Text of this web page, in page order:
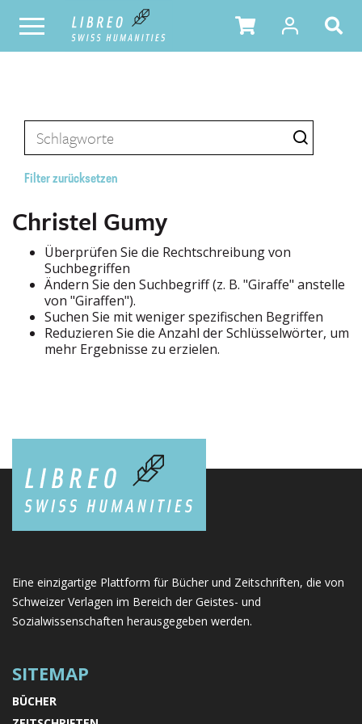
Filter zurücksetzen
Christel Gumy
Überprüfen Sie die Rechtschreibung von
Suchbegriffen
Ändern Sie den Suchbegriff (z. B. "Giraffe" anstelle
von "Giraffen").
Suchen Sie mit weniger spezifischen Begriffen
Reduzieren Sie die Anzahl der Schlüsselwörter, um
mehr Ergebnisse zu erzielen.
Eine einzigartige Plattform für Bücher und Zeitschriften, die von
Schweizer Verlagen im Bereich der Geistes- und
Sozialwissenschaften herausgegeben werden.
SITEMAP
BÜCHER